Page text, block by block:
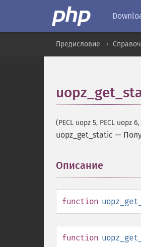
Предисловие
(PECL uopz 5, PECL uopz 6,
uopz_get_static —
Описание
function
function